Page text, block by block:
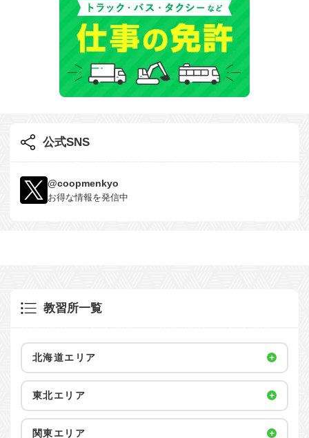
公式SNS
@coopmenkyo
お得な情報を発信中
教習所一覧
北海道エリア
東北エリア
関東エリア